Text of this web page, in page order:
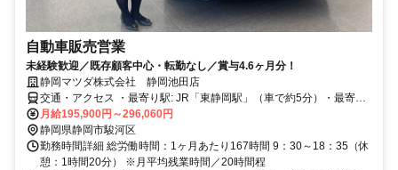
自動車販売営業
未経験歓迎／既存顧客中心・転勤なし／賞与4.6ヶ月分！
静岡マツダ株式会社 静岡池田店
交通・アクセス ・最寄り駅: JR「東静岡駅」（車で約5分）・最寄り
インターチェンジ: 静岡IC（車で約10分）
月給195,900円～296,060円
静岡県静岡市駿河区
勤務時間詳細 総労働時間：1ヶ月あたり167時間 9：30～18：35（休
憩：1時間20分） ※月平均残業時間／20時間程